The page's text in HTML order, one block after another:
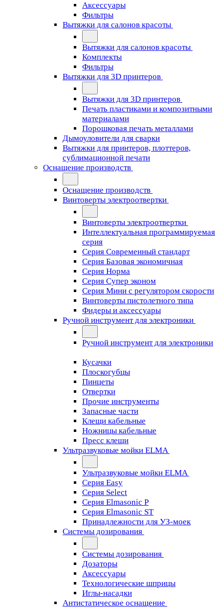
Аксессуары
Фильтры
Вытяжки для салонов красоты
Вытяжки для салонов красоты
Комплекты
Фильтры
Вытяжки для 3D принтеров
Вытяжки для 3D принтеров
Печать пластиками и композитными
материалами
Порошковая печать металлами
Дымоуловители для сварки
Вытяжки для принтеров, плоттеров,
сублимационной печати
Оснащение производств
Оснащение производств
Винтоверты электроотвертки
Винтоверты электроотвертки
Интеллектуальная программируемая
серия
Серия Современный стандарт
Серия Базовая экономичная
Серия Норма
Серия Cупер эконом
Серия Мини с регулятором скорости
Винтоверты пистолетного типа
Фидеры и аксессуары
Ручной инструмент для электроники
Ручной инструмент для электроники
Кусачки
Плоскогубцы
Пинцеты
Отвертки
Прочие инструменты
Запасные части
Клещи кабельные
Ножницы кабельные
Пресс клещи
Ультразвуковые мойки ELMA
Ультразвуковые мойки ELMA
Серия Easy
Серия Select
Серия Elmasonic P
Серия Elmasonic ST
Принадлежности для УЗ-моек
Системы дозирования
Системы дозирования
Дозаторы
Аксессуары
Технологические шприцы
Иглы-насадки
Антистатическое оснащение